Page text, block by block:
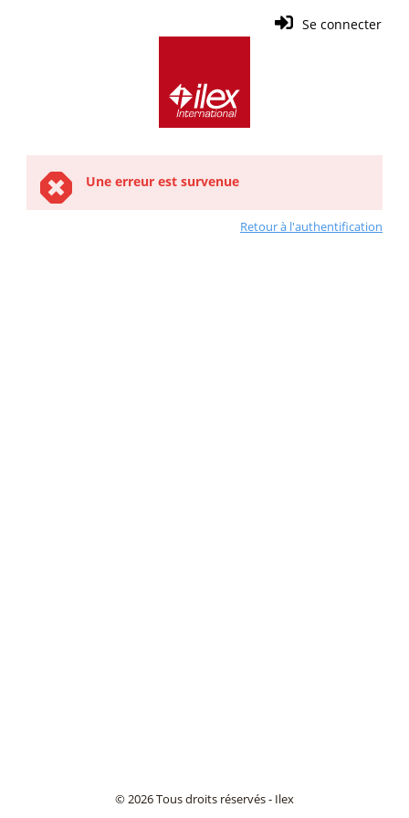
Se connecter
Une erreur est survenue
Retour à l'authentification
© 2026 Tous droits réservés - Ilex